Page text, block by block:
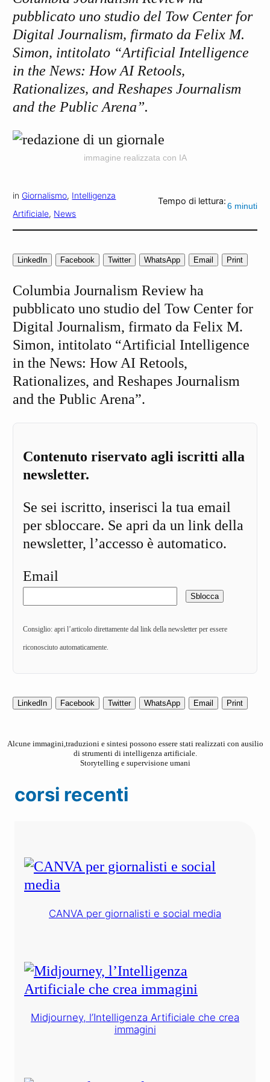
pubblicato uno studio del Tow Center for
Digital Journalism, firmato da Felix M.
Simon, intitolato “Artificial Intelligence
in the News: How AI Retools,
Rationalizes, and Reshapes Journalism
and the Public Arena”.
immagine realizzata con IA
in Giornalismo, Intelligenza
Artificiale, News
Tempo di lettura:6 minuti
LinkedIn Facebook Twitter WhatsApp Email Print
Columbia Journalism Review ha
pubblicato uno studio del Tow Center for
Digital Journalism, firmato da Felix M.
Simon, intitolato “Artificial Intelligence
in the News: How AI Retools,
Rationalizes, and Reshapes Journalism
and the Public Arena”.
Contenuto riservato agli iscritti alla
newsletter.
Se sei iscritto, inserisci la tua email
per sbloccare. Se apri da un link della
newsletter, l’accesso è automatico.
Email
Sblocca
Consiglio: apri l’articolo direttamente dal link della newsletter per essere
riconosciuto automaticamente.
LinkedIn Facebook Twitter WhatsApp Email Print
Alcune immagini,traduzioni e sintesi possono essere stati realizzati con ausilio
di strumenti di intelligenza artificiale.
Storytelling e supervisione umani
corsi recenti
CANVA per giornalisti e social media
Midjourney, l’Intelligenza Artificiale che crea
immagini